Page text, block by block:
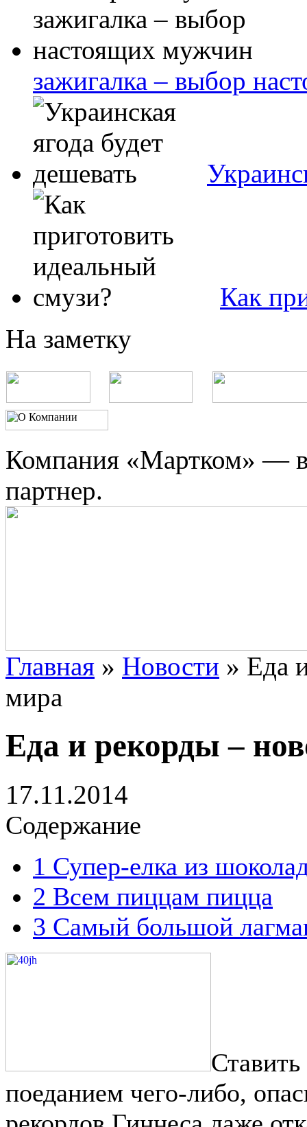
зажигалка – выбор
Как
На заметку
Компания «Мартком» —
партнер.
Главная » Новости » Еда
мира
Еда и рекорды –
17.11.2014
Содержание
1 Супер-елка из
2 Всем пиццам пицца
3 Самый большой
поеданием чего-либо,